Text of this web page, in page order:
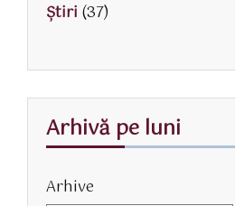
Știri (37)
Arhivă pe luni
Arhive